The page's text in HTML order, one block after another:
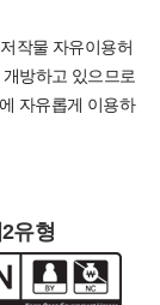
작물 자유이용허
방하고 있으므로
자유롭게 이용하
유형